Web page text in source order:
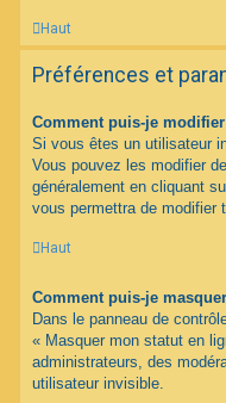
Haut
Préférences et
Comment puis-je
Si vous êtes un utilisateur
Vous pouvez les modifier
généralement en cliquant
vous permettra de modifier
Haut
Comment puis-je
Dans le panneau de
« Masquer mon statut en
administrateurs, des
utilisateur invisible.